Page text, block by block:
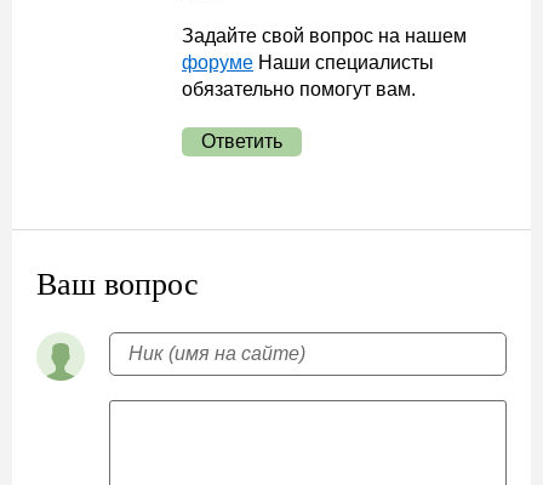
Задайте свой вопрос на нашем
форуме Наши специалисты
обязательно помогут вам.
Ответить
Ваш вопрос